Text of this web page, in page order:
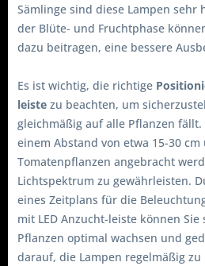
Sämlinge sind diese Lampen sehr
der Blüte- und Fruchtphase
dazu beitragen, eine bessere
Es ist wichtig, die richtige
leiste zu beachten, um
gleichmäßig auf alle Pflanzen
einem Abstand von etwa 15-30 cm
Tomatenpflanzen angebracht
Lichtspektrum zu gewährleisten.
eines Zeitplans für die
mit LED Anzucht-leiste können
Pflanzen optimal wachsen und
darauf, die Lampen regelmäßig